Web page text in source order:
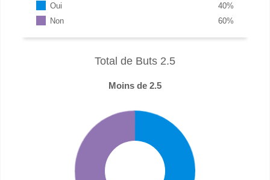
Oui %
40
Non
%
60
Total de Buts 2.5
Moins de 2.5